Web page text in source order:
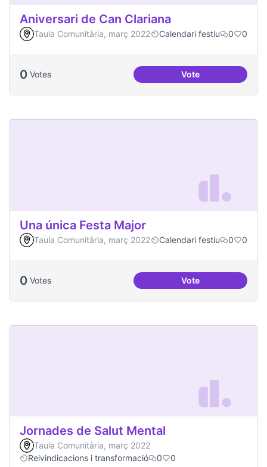
Aniversari de Can Clariana
Taula Comunitària, març 2022 Calendari festiu 0 0
0 Votes VoteAniversari de Can
Una única Festa Major
Taula Comunitària, març 2022 Calendari festiu 0 0
0 Votes VoteUna única Festa
Jornades de Salut Mental
Taula Comunitària, març 2022
Reivindicacions i transformació
0 0